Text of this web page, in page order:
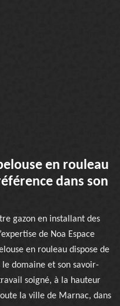
en rouleau
dans son
gazon en installant des
de Noa Espace
en rouleau dispose de
le domaine et son savoir-
soigné, à la hauteur
la ville de Marnac, dans